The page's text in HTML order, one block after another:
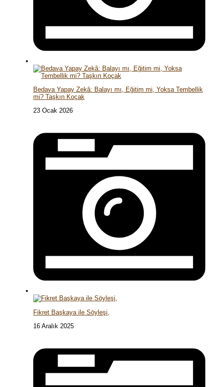
Bedava Yapay Zekâ: Balayı mı, Eğitim mi, Yoksa Tembellik
mi? Taşkın Koçak
23 Ocak 2026
Fikret Başkaya ile Söyleşi,
16 Aralık 2025